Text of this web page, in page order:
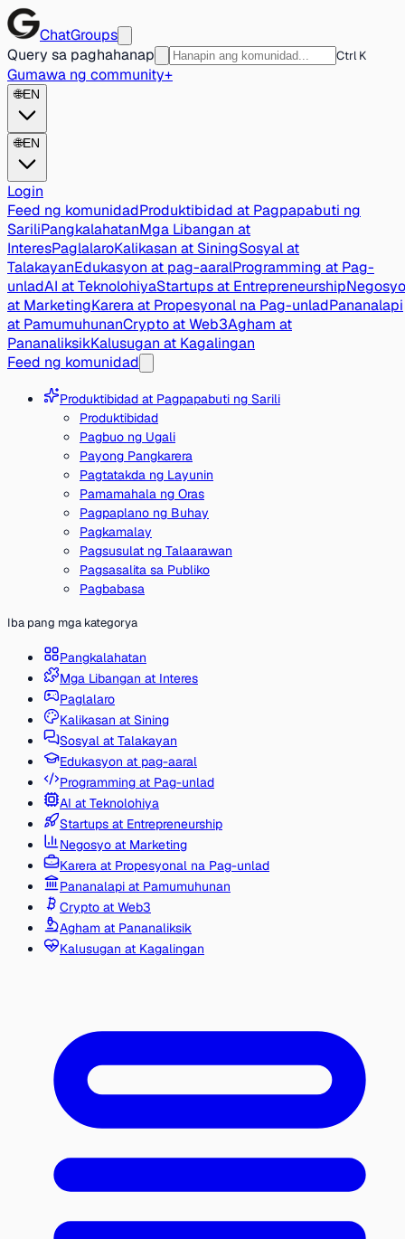
ChatGroups
Query sa paghahanap
Ctrl K
Gumawa ng community+
🌐EN
🌐EN
Login
Feed ng komunidadProduktibidad at Pagpapabuti ng
SariliPangkalahatanMga Libangan at
InteresPaglalaroKalikasan at SiningSosyal at
TalakayanEdukasyon at pag-aaralProgramming at Pag-
unladAI at TeknolohiyaStartups at EntrepreneurshipNegosyo
at MarketingKarera at Propesyonal na Pag-unladPananalapi
at PamumuhunanCrypto at Web3Agham at
PananaliksikKalusugan at Kagalingan
Feed ng komunidad
Produktibidad at Pagpapabuti ng Sarili
Produktibidad
Pagbuo ng Ugali
Payong Pangkarera
Pagtatakda ng Layunin
Pamamahala ng Oras
Pagpaplano ng Buhay
Pagkamalay
Pagsusulat ng Talaarawan
Pagsasalita sa Publiko
Pagbabasa
Iba pang mga kategorya
Pangkalahatan
Mga Libangan at Interes
Paglalaro
Kalikasan at Sining
Sosyal at Talakayan
Edukasyon at pag-aaral
Programming at Pag-unlad
AI at Teknolohiya
Startups at Entrepreneurship
Negosyo at Marketing
Karera at Propesyonal na Pag-unlad
Pananalapi at Pamumuhunan
Crypto at Web3
Agham at Pananaliksik
Kalusugan at Kagalingan